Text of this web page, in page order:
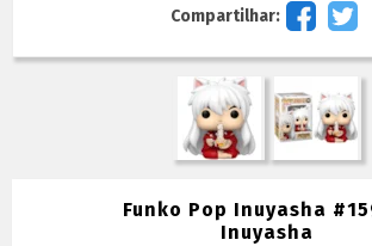
Compartilhar:
Funko Pop Inuyasha
Inuyasha